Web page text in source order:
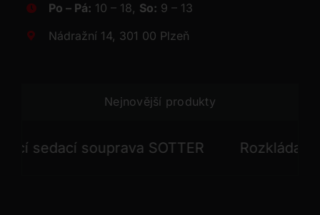
Po – Pá: 10 – 18, So: 9 – 13
Nádražní 14, 301 00 Plzeň
Nejnovější produkty
souprava SOTTER Rozkládací